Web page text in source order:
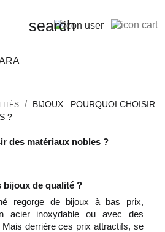
search
BIJOUX : POURQUOI CHOISIR
?
des matériaux nobles ?
bijoux de qualité ?
regorge de bijoux à bas prix,
acier inoxydable ou avec des
derrière ces prix attractifs, se